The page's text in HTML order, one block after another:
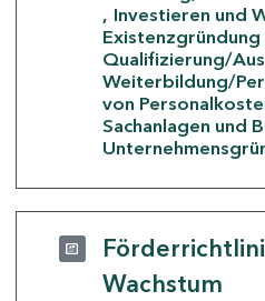
Investieren und
Existenzgründung
Qualifizierung/
Weiterbildung/
von
Sachanlagen und
Wachstum